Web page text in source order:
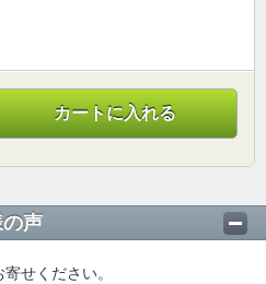
カートに入れる
声
せください。